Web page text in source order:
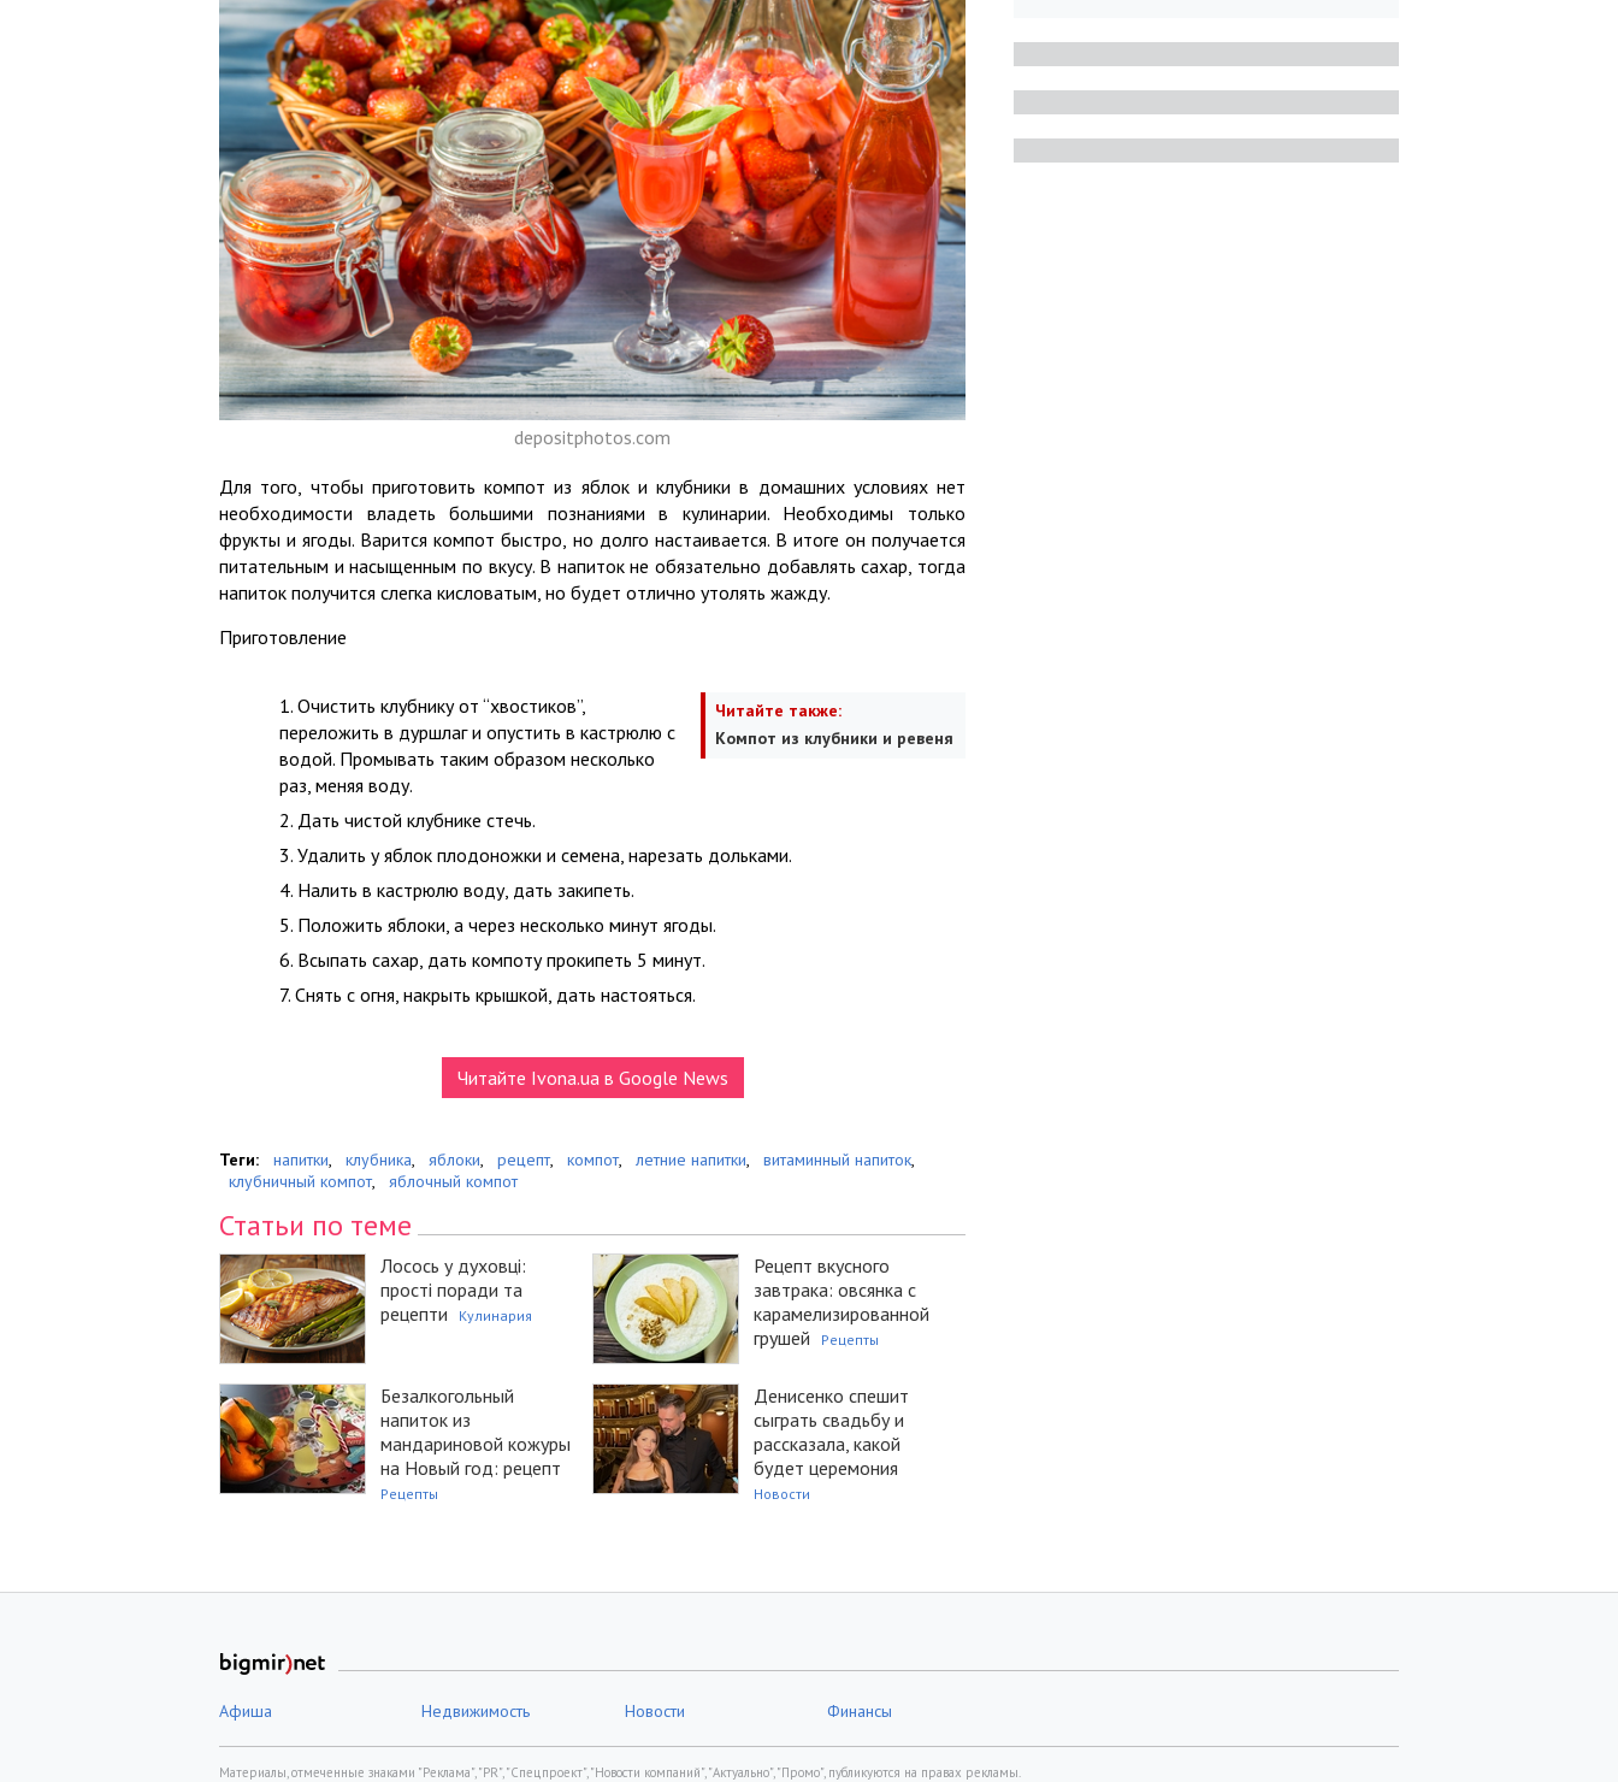
depositphotos.com
Для того, чтобы приготовить компот из яблок и клубники в домашних условиях нет
необходимости владеть большими познаниями в кулинарии. Необходимы только
фрукты и ягоды. Варится компот быстро, но долго настаивается. В итоге он получается
питательным и насыщенным по вкусу. В напиток не обязательно добавлять сахар, тогда
напиток получится слегка кисловатым, но будет отлично утолять жажду.
Приготовление
Читайте также:
Компот из клубники и ревеня
Очистить клубнику от “хвостиков”,
переложить в дуршлаг и опустить в кастрюлю с
водой. Промывать таким образом несколько
раз, меняя воду.
Дать чистой клубнике стечь.
Удалить у яблок плодоножки и семена, нарезать дольками.
Налить в кастрюлю воду, дать закипеть.
Положить яблоки, а через несколько минут ягоды.
Всыпать сахар, дать компоту прокипеть 5 минут.
Снять с огня, накрыть крышкой, дать настояться.
Читайте Ivona.ua в Google News
Теги: напитки, клубника, яблоки, рецепт, компот, летние напитки, витаминный напиток,
клубничный компот, яблочный компот
Статьи по теме
Лосось у духовці:
прості поради та
рецепти
Кулинария
Рецепт вкусного
завтрака: овсянка с
карамелизированной
грушей
Рецепты
Безалкогольный
напиток из
мандариновой кожуры
на Новый год: рецепт
Рецепты
Денисенко спешит
сыграть свадьбу и
рассказала, какой
будет церемония
Новости
Афиша Недвижимость Новости Финансы
Материалы, отмеченные знаками "Реклама", "PR", "Спецпроект", "Новости компаний", "Актуально", "Промо", публикуются на правах рекламы.